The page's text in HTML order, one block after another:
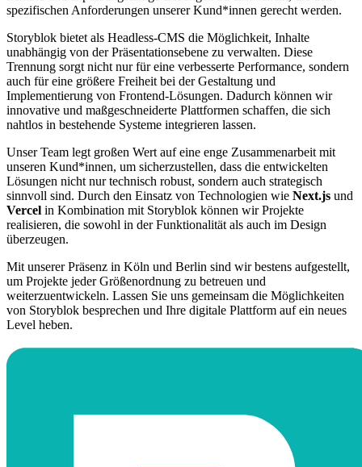
spezifischen Anforderungen unserer Kund*innen gerecht werden.
Storyblok bietet als Headless-CMS die Möglichkeit, Inhalte
unabhängig von der Präsentationsebene zu verwalten. Diese
Trennung sorgt nicht nur für eine verbesserte Performance, sondern
auch für eine größere Freiheit bei der Gestaltung und
Implementierung von Frontend-Lösungen. Dadurch können wir
innovative und maßgeschneiderte Plattformen schaffen, die sich
nahtlos in bestehende Systeme integrieren lassen.
Unser Team legt großen Wert auf eine enge Zusammenarbeit mit
unseren Kund*innen, um sicherzustellen, dass die entwickelten
Lösungen nicht nur technisch robust, sondern auch strategisch
sinnvoll sind. Durch den Einsatz von Technologien wie Next.js und
Vercel in Kombination mit Storyblok können wir Projekte
realisieren, die sowohl in der Funktionalität als auch im Design
überzeugen.
Mit unserer Präsenz in Köln und Berlin sind wir bestens aufgestellt,
um Projekte jeder Größenordnung zu betreuen und
weiterzuentwickeln. Lassen Sie uns gemeinsam die Möglichkeiten
von Storyblok besprechen und Ihre digitale Plattform auf ein neues
Level heben.